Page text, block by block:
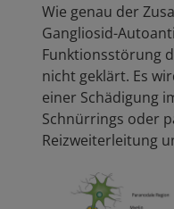
Wie genau der
Gangliosid-
Funktionsstörung
nicht geklärt. Es
einer Schädigung
Schnürrings oder
Reizweiterleitung